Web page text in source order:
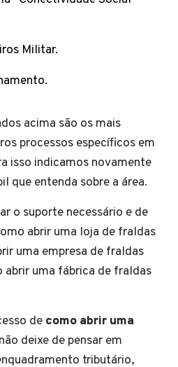
Militar.
acima são os mais
processos específicos em
isso indicamos novamente
que entenda sobre a área.
o suporte necessário e de
abrir uma loja de fraldas
uma empresa de fraldas
abrir uma fábrica de fraldas
de como abrir uma
deixe de pensar em
tributário,